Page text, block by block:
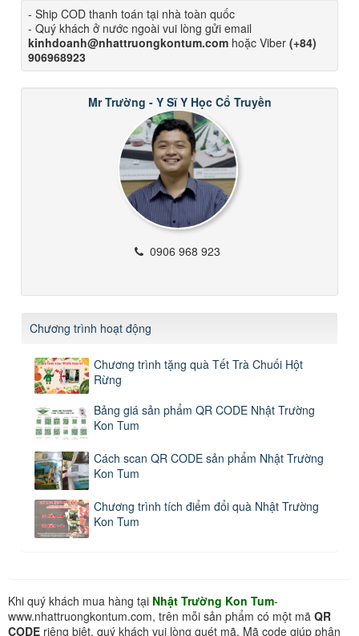
- Ship COD thanh toán tại nhà toàn quốc
- Quý khách ở nước ngoài vui lòng gửi email
kinhdoanh@nhattruongkontum.com hoặc Viber (+84)
906968923
Mr Trường - Y Sĩ Y Học Cổ Truyền
0906 968 923
Chương trình hoạt động
Chương trình tặng quà Tết Trà Chuối Hột
Rừng
Bảng giá sản phẩm QR CODE Nhật Trường
Kon Tum
Cách scan QR CODE sản phẩm Nhật Trường
Kon Tum
Chương trình tích điểm đổi quà Nhật Trường
Kon Tum
Khi quý khách mua hàng tại Nhật Trường Kon Tum-
www.nhattruongkontum.com, trên mỗi sản phẩm có một mã QR
CODE riêng biệt, quý khách vui lòng quét mã. Mã code giúp phân